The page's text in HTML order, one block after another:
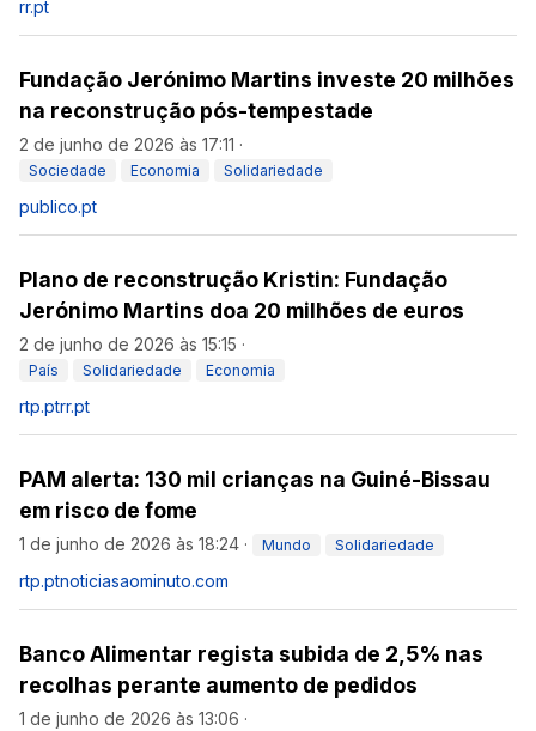
rr.pt
Fundação Jerónimo Martins investe 20 milhões
na reconstrução pós-tempestade
2 de junho de 2026 às 17:11 ·
Sociedade Economia Solidariedade
publico.pt
Plano de reconstrução Kristin: Fundação
Jerónimo Martins doa 20 milhões de euros
2 de junho de 2026 às 15:15 ·
País Solidariedade Economia
rtp.ptrr.pt
PAM alerta: 130 mil crianças na Guiné-Bissau
em risco de fome
1 de junho de 2026 às 18:24 · Mundo Solidariedade
rtp.ptnoticiasaominuto.com
Banco Alimentar regista subida de 2,5% nas
recolhas perante aumento de pedidos
1 de junho de 2026 às 13:06 ·